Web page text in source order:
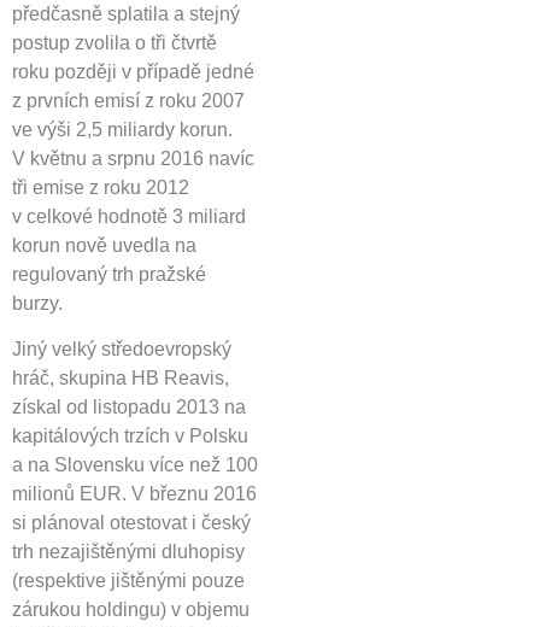
předčasně splatila a stejný
postup zvolila o tři čtvrtě
roku později v případě jedné
z prvních emisí z roku 2007
ve výši 2,5 miliardy korun.
V květnu a srpnu 2016 navíc
tři emise z roku 2012
v celkové hodnotě 3 miliard
korun nově uvedla na
regulovaný trh pražské
burzy.
Jiný velký středoevropský
hráč, skupina HB Reavis,
získal od listopadu 2013 na
kapitálových trzích v Polsku
a na Slovensku více než 100
milionů EUR. V březnu 2016
si plánoval otestovat i český
trh nezajištěnými dluhopisy
(respektive jištěnými pouze
zárukou holdingu) v objemu